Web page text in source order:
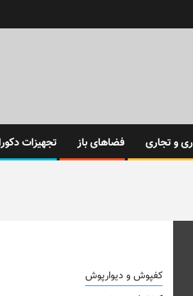
و تجاری فضاهای باز تجهیزات
کفپوش و دیوارپوش